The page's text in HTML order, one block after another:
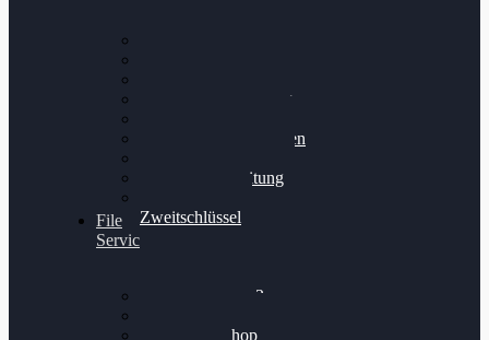
Getriebeoptimierung
Bremsscheiben planen
Felgenaufbereitung
Zweitschlüssel
File
Service
Alientech Kess3
Alientech Shop